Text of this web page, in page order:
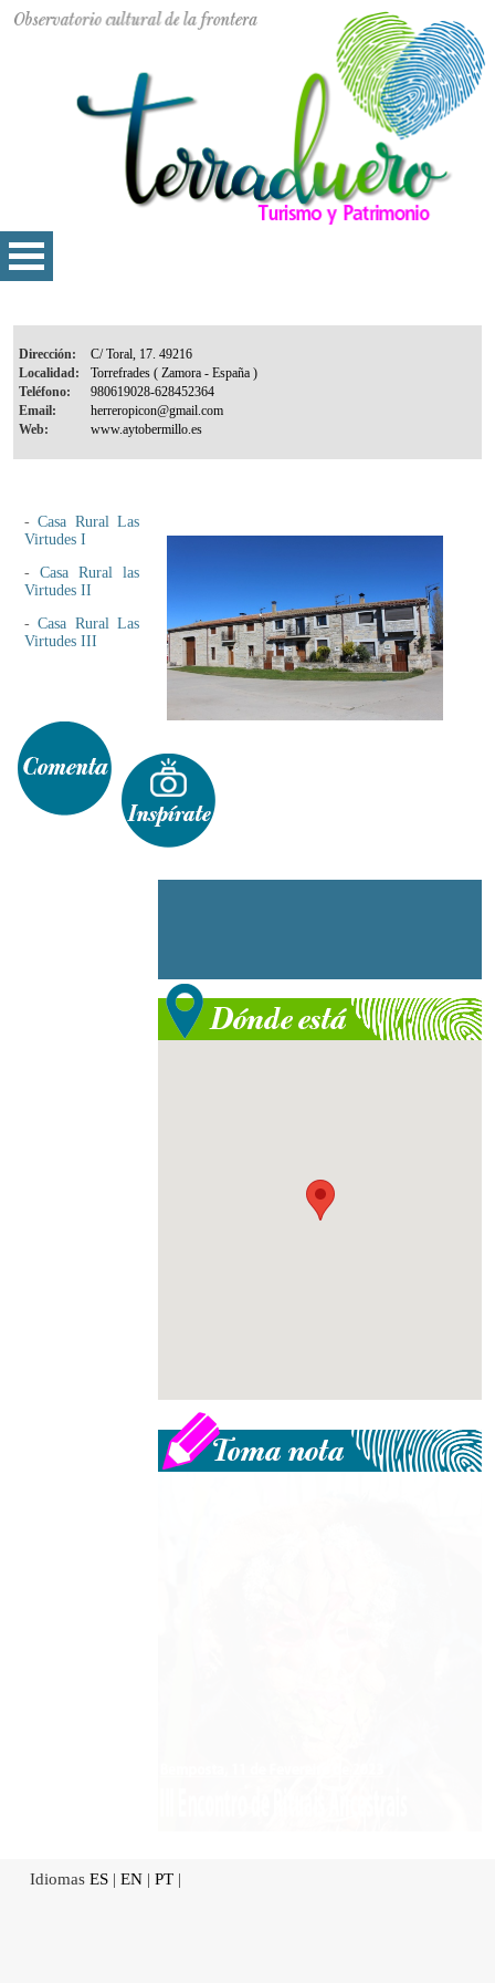
Dirección:
Localidad:
Teléfono:
Email:
Web:
-Casa Rural Las
Virtudes I
- Casa Rural las
Virtudes II
-Casa Rural Las
Virtudes III
Idiomas ES | EN | PT |